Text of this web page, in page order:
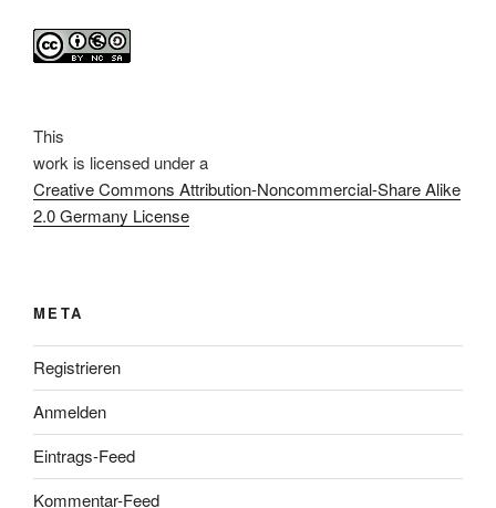
This
work is licensed under a
Creative Commons Attribution-Noncommercial-Share Alike
2.0 Germany License
META
Registrieren
Anmelden
Eintrags-Feed
Kommentar-Feed